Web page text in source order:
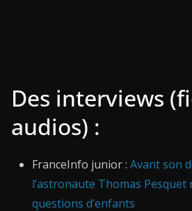
Des interviews
audios) :
FranceInfo junior : Avant son
l’astronaute Thomas Pesquet
questions d’enfants